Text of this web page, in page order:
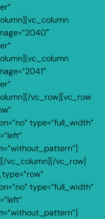
vc_row][vc_row
type=”full_width”
vc_column][/vc_row]
type=”full_width”